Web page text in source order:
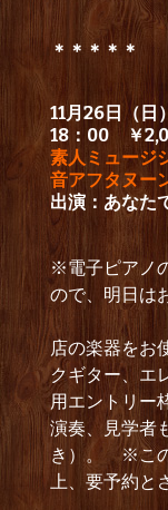
＊＊＊＊＊
11月26日（
18：00 ￥
素人ミュージ
音アフタヌー
出演：あなた
※電子ピアノ
ので、明日は
店の楽器をお
クギター、エ
用エントリー
演奏、見学者
き）。 ※この
上、要予約と